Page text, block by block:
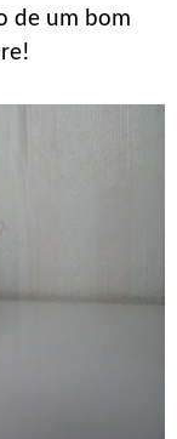
de um bom